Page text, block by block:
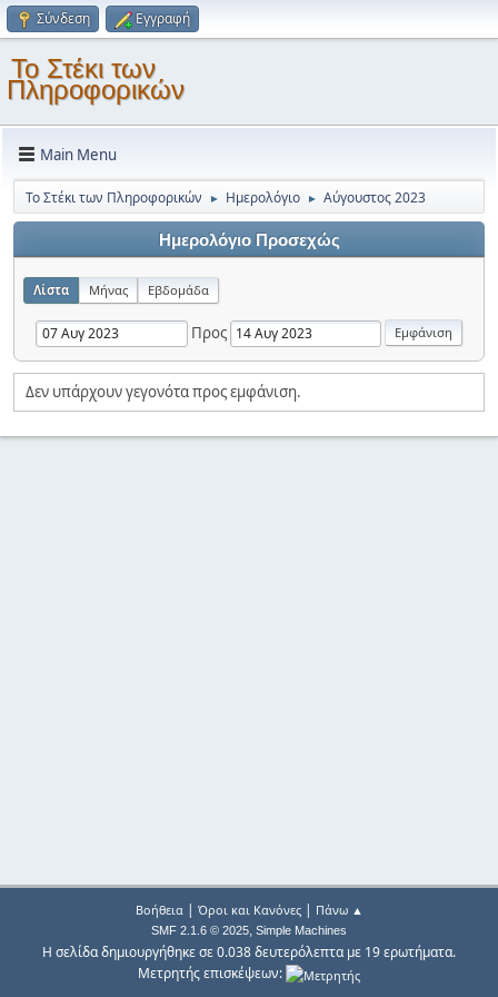
Σύνδεση Εγγραφή
Το Στέκι των
Πληροφορικών
Main Menu
Το Στέκι των Πληροφορικών ► Ημερολόγιο ► Αύγουστος 2023
Ημερολόγιο Προσεχώς
Λίστα Μήνας Εβδομάδα
Προς
Δεν υπάρχουν γεγονότα προς εμφάνιση.
Βοήθεια| Όροι και Κανόνες| Πάνω ▲
SMF 2.1.6 © 2025, Simple Machines
Η σελίδα δημιουργήθηκε σε 0.038 δευτερόλεπτα με 19 ερωτήματα.
Μετρητής επισκέψεων: